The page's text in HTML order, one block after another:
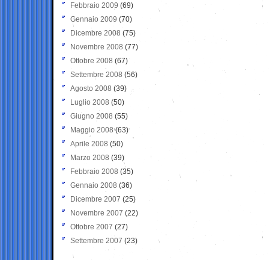
Febbraio 2009 (69)
Gennaio 2009 (70)
Dicembre 2008 (75)
Novembre 2008 (77)
Ottobre 2008 (67)
Settembre 2008 (56)
Agosto 2008 (39)
Luglio 2008 (50)
Giugno 2008 (55)
Maggio 2008(63)
Aprile 2008 (50)
Marzo 2008 (39)
Febbraio 2008 (35)
Gennaio 2008 (36)
Dicembre 2007 (25)
Novembre 2007 (22)
Ottobre 2007 (27)
Settembre 2007 (23)